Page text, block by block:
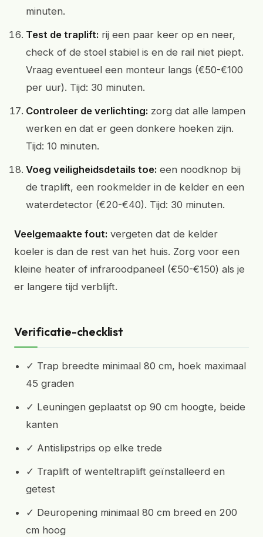
minuten.
Test de traplift: rij een paar keer op en neer,
check of de stoel stabiel is en de rail niet piept.
Vraag eventueel een monteur langs (€50-€100
per uur). Tijd: 30 minuten.
Controleer de verlichting: zorg dat alle lampen
werken en dat er geen donkere hoeken zijn.
Tijd: 10 minuten.
Voeg veiligheidsdetails toe: een noodknop bij
de traplift, een rookmelder in de kelder en een
waterdetector (€20-€40). Tijd: 30 minuten.
Veelgemaakte fout: vergeten dat de kelder
koeler is dan de rest van het huis. Zorg voor een
kleine heater of infraroodpaneel (€50-€150) als je
er langere tijd verblijft.
Verificatie-checklist
✓ Trap breedte minimaal 80 cm, hoek maximaal
45 graden
✓ Leuningen geplaatst op 90 cm hoogte, beide
kanten
✓ Antislipstrips op elke trede
✓ Traplift of wenteltraplift geïnstalleerd en
getest
✓ Deuropening minimaal 80 cm breed en 200
cm hoog